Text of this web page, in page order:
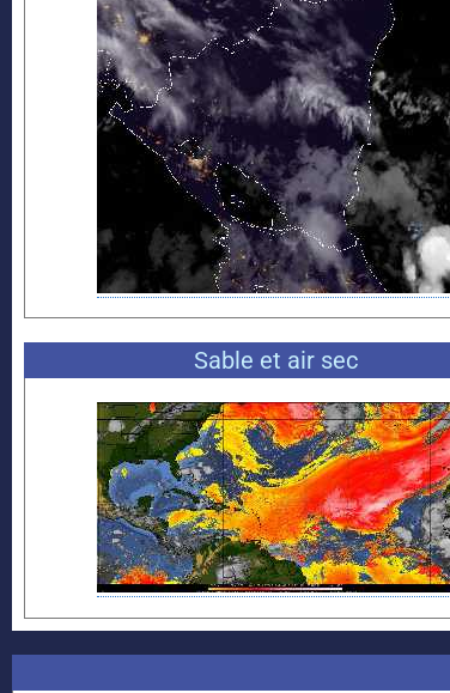
Sable et air sec